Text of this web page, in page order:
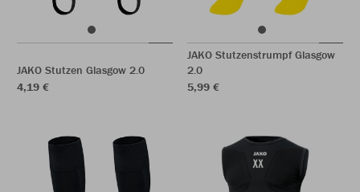
JAKO Stutzen Glasgow 2.0
4,19 €
JAKO Stutzenstrumpf Glasgow
2.0
5,99 €